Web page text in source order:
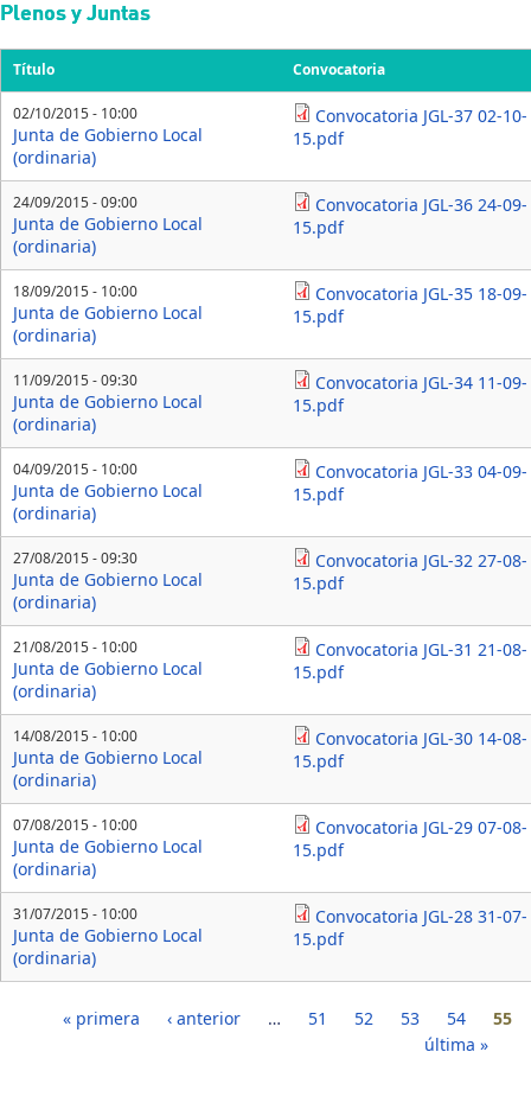
Pasar al contenido principal
Plenos y Juntas
Título Convocatoria
02/10/2015 - 10:00
Junta de Gobierno Local
(ordinaria)
Convocatoria JGL-37 02-10-
15.pdf
24/09/2015 - 09:00
Junta de Gobierno Local
(ordinaria)
Convocatoria JGL-36 24-09-
15.pdf
18/09/2015 - 10:00
Junta de Gobierno Local
(ordinaria)
Convocatoria JGL-35 18-09-
15.pdf
11/09/2015 - 09:30
Junta de Gobierno Local
(ordinaria)
Convocatoria JGL-34 11-09-
15.pdf
04/09/2015 - 10:00
Junta de Gobierno Local
(ordinaria)
Convocatoria JGL-33 04-09-
15.pdf
27/08/2015 - 09:30
Junta de Gobierno Local
(ordinaria)
Convocatoria JGL-32 27-08-
15.pdf
21/08/2015 - 10:00
Junta de Gobierno Local
(ordinaria)
Convocatoria JGL-31 21-08-
15.pdf
14/08/2015 - 10:00
Junta de Gobierno Local
(ordinaria)
Convocatoria JGL-30 14-08-
15.pdf
07/08/2015 - 10:00
Junta de Gobierno Local
(ordinaria)
Convocatoria JGL-29 07-08-
15.pdf
31/07/2015 - 10:00
Junta de Gobierno Local
(ordinaria)
Convocatoria JGL-28 31-07-
15.pdf
Páginas« primera ‹ anterior … 51 52 53 54
55
última »